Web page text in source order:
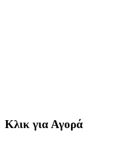
Κλικ για Αγορά